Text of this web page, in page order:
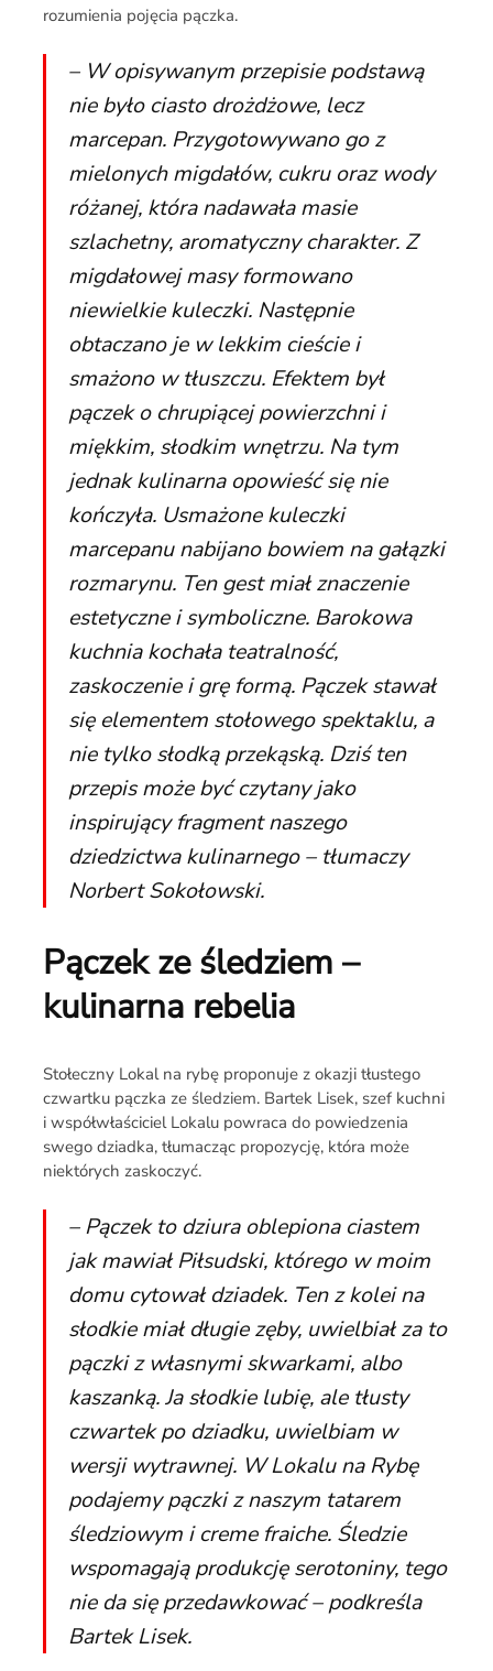
rozumienia pojęcia pączka.
– W opisywanym przepisie podstawą
nie było ciasto drożdżowe, lecz
marcepan. Przygotowywano go z
mielonych migdałów, cukru oraz wody
różanej, która nadawała masie
szlachetny, aromatyczny charakter. Z
migdałowej masy formowano
niewielkie kuleczki. Następnie
obtaczano je w lekkim cieście i
smażono w tłuszczu. Efektem był
pączek o chrupiącej powierzchni i
miękkim, słodkim wnętrzu. Na tym
jednak kulinarna opowieść się nie
kończyła. Usmażone kuleczki
marcepanu nabijano bowiem na gałązki
rozmarynu. Ten gest miał znaczenie
estetyczne i symboliczne. Barokowa
kuchnia kochała teatralność,
zaskoczenie i grę formą. Pączek stawał
się elementem stołowego spektaklu, a
nie tylko słodką przekąską. Dziś ten
przepis może być czytany jako
inspirujący fragment naszego
dziedzictwa kulinarnego – tłumaczy
Norbert Sokołowski.
Pączek ze śledziem –
kulinarna rebelia
Stołeczny Lokal na rybę proponuje z okazji tłustego
czwartku pączka ze śledziem. Bartek Lisek, szef kuchni
i współwłaściciel Lokalu powraca do powiedzenia
swego dziadka, tłumacząc propozycję, która może
niektórych zaskoczyć.
– Pączek to dziura oblepiona ciastem
jak mawiał Piłsudski, którego w moim
domu cytował dziadek. Ten z kolei na
słodkie miał długie zęby, uwielbiał za to
pączki z własnymi skwarkami, albo
kaszanką. Ja słodkie lubię, ale tłusty
czwartek po dziadku, uwielbiam w
wersji wytrawnej. W Lokalu na Rybę
podajemy pączki z naszym tatarem
śledziowym i creme fraiche. Śledzie
wspomagają produkcję serotoniny, tego
nie da się przedawkować – podkreśla
Bartek Lisek.